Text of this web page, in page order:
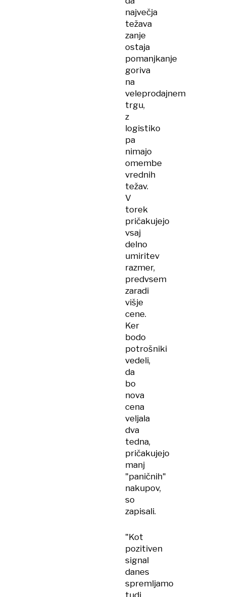
največja
težava
zanje
ostaja
pomanjkanje
goriva
na
veleprodajnem
trgu,
z
logistiko
pa
nimajo
omembe
vrednih
težav.
V
torek
pričakujejo
vsaj
delno
umiritev
razmer,
predvsem
zaradi
višje
cene.
Ker
bodo
potrošniki
vedeli,
da
bo
nova
cena
veljala
dva
tedna,
pričakujejo
manj
"paničnih"
nakupov,
so
zapisali.
"Kot
pozitiven
signal
danes
spremljamo
tudi